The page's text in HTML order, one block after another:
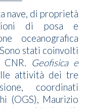
nave, di proprietà
di posa e
oceanografica
stati coinvolti
Geofisica e
attività dei tre
coordinati
(OGS), Maurizio